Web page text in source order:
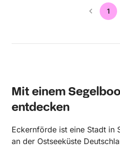
1
Mit einem
entdecken
Eckernförde ist eine Stadt in
an der Ostseeküste